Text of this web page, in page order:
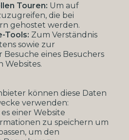
Touren: Um auf
die bei
gehostet werden.
Tools: Zum Verständnis
sowie zur
eines Besuchers
Websites.
können diese Daten
verwenden:
es einer Website
zu speichern um
um den